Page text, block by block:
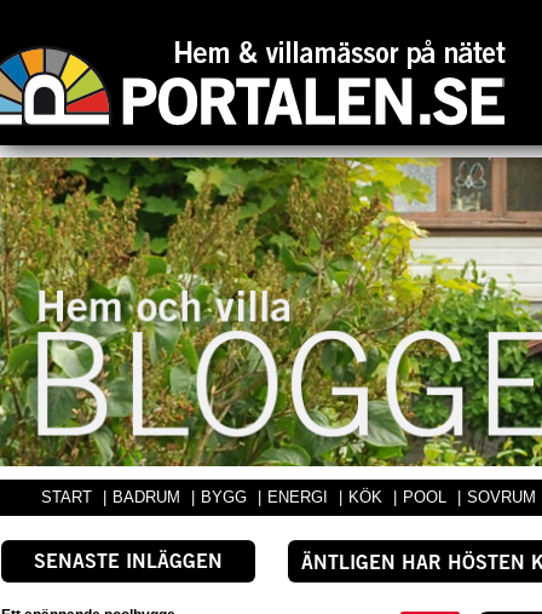
START BADRUM BYGG ENERGI KÖK POOL SOVRUM
SENASTE INLÄGGEN ÄNTLIGEN HAR HÖSTEN